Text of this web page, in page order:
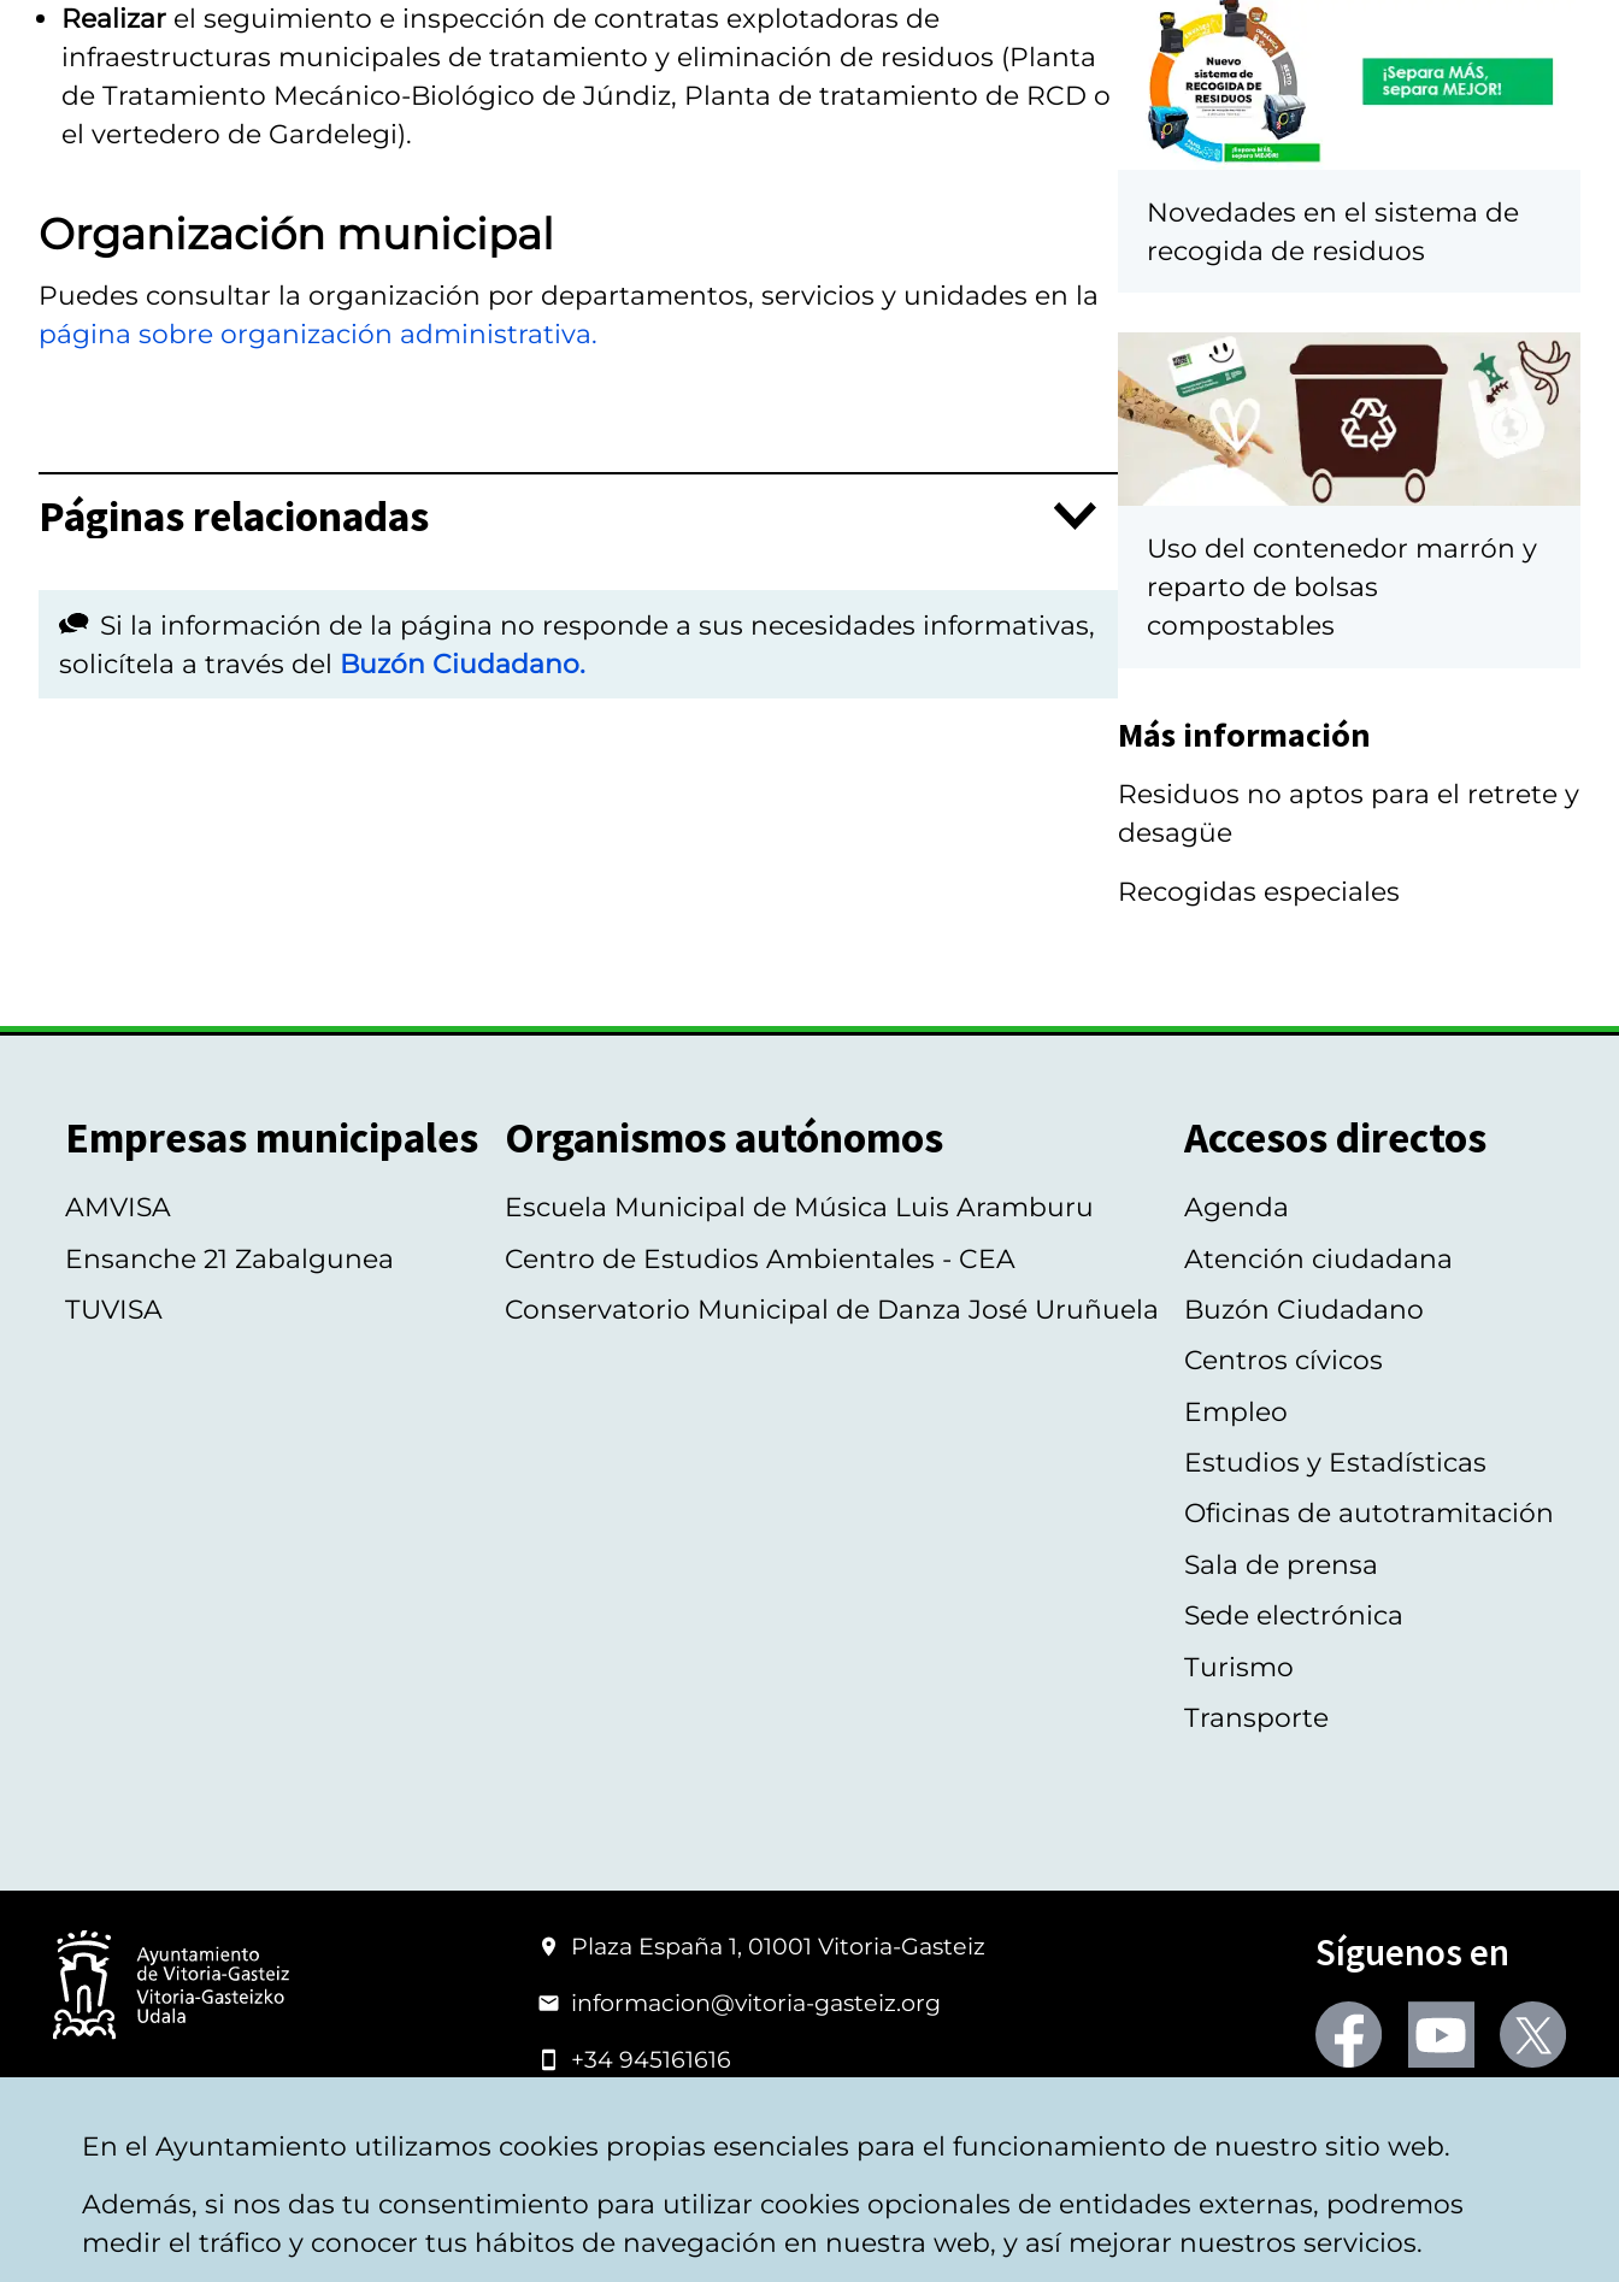
Realizar el seguimiento e inspección de contratas explotadoras de
infraestructuras municipales de tratamiento y eliminación de residuos (Planta
de Tratamiento Mecánico-Biológico de Júndiz, Planta de tratamiento de RCD o
el vertedero de Gardelegi).
Organización municipal
Puedes consultar la organización por departamentos, servicios y unidades en la
página sobre organización administrativa.
Páginas relacionadas
Si la información de la página no responde a sus necesidades informativas,
solicítela a través del Buzón Ciudadano.
Novedades en el sistema de
recogida de residuos
Uso del contenedor marrón y
reparto de bolsas
compostables
Más información
Residuos no aptos para el retrete y
desagüe
Recogidas especiales
Empresas municipales
AMVISA
Ensanche 21 Zabalgunea
TUVISA
Organismos autónomos
Escuela Municipal de Música Luis Aramburu
Centro de Estudios Ambientales - CEA
Conservatorio Municipal de Danza José Uruñuela
Accesos directos
Agenda
Atención ciudadana
Buzón Ciudadano
Centros cívicos
Empleo
Estudios y Estadísticas
Oficinas de autotramitación
Sala de prensa
Sede electrónica
Turismo
Transporte
Plaza España 1, 01001 Vitoria-Gasteiz
informacion@vitoria-gasteiz.org
+34 945161616
Síguenos en
Seguir
en
facebook
Seguir
en
youtubeX
Aviso legal Privacidad Politica de cookies Mapa web Accesibilidad
En el Ayuntamiento utilizamos cookies propias esenciales para el funcionamiento de nuestro sitio web.
Además, si nos das tu consentimiento para utilizar cookies opcionales de entidades externas, podremos
medir el tráfico y conocer tus hábitos de navegación en nuestra web, y así mejorar nuestros servicios.